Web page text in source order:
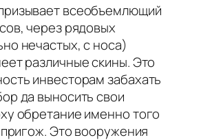
всеобъемлющий
через рядовых
нечастых, с носа)
различные скины. Это
инвесторам забахать
да выносить свои
обретание именно того
Это вооружения